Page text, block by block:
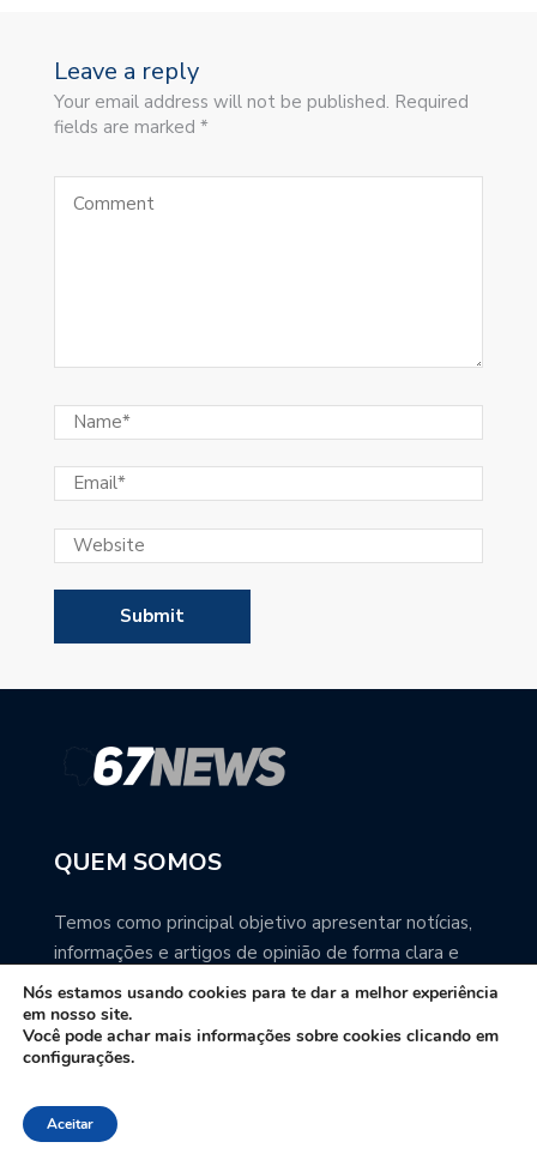
Leave a reply
Your email address will not be published. Required
fields are marked *
QUEM SOMOS
Temos como principal objetivo apresentar notícias,
informações e artigos de opinião de forma clara e
precisa. Você pode ter a total certeza que o
67NEWS é uma excelente fonte de informação
sobre Mato Grosso do Sul.
Nós estamos usando cookies para te dar a melhor experiência
em nosso site.
Você pode achar mais informações sobre cookies clicando em
configurações.
Aceitar